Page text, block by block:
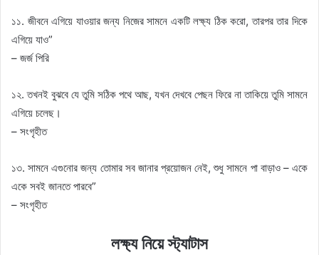
১১. জীবনে এগিয়ে যাওয়ার জন্য নিজের সামনে একটি লক্ষ্য ঠিক করো, তারপর তার দিকে
এগিয়ে যাও”
– জর্জ পিরি
১২. তখনই বুঝবে যে তুমি সঠিক পথে আছ, যখন দেখবে পেছন ফিরে না তাকিয়ে তুমি সামনে
এগিয়ে চলেছ।
– সংগৃহীত
১৩. সামনে এগুনোর জন্য তোমার সব জানার প্রয়োজন নেই, শুধু সামনে পা বাড়াও – একে
একে সবই জানতে পারবে”
– সংগৃহীত
লক্ষ্য নিয়ে স্ট্যাটাস